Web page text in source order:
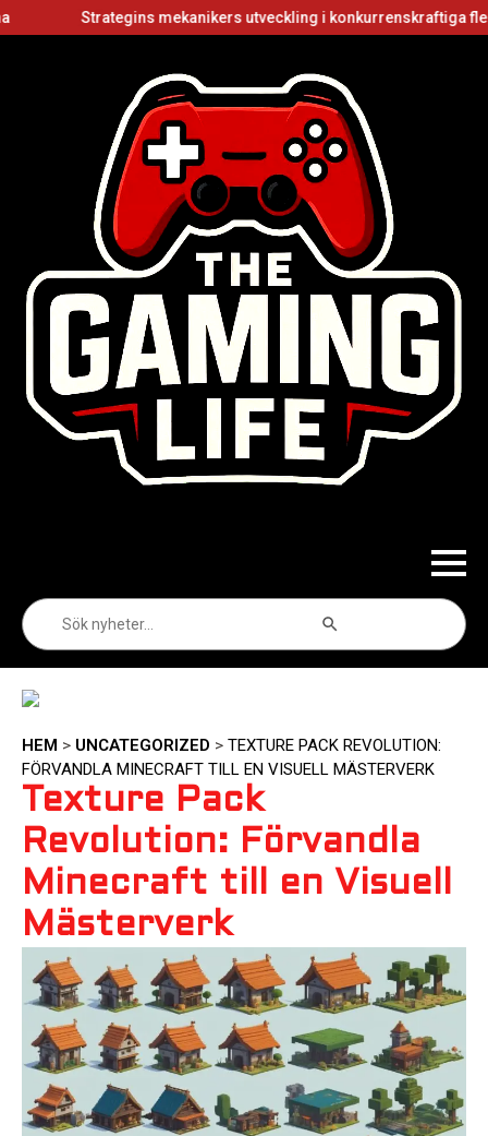
Strategins mekanikers utveckling i konkurrenskraftiga
efter:
HEM > UNCATEGORIZED > TEXTURE PACK REVOLUTION:
FÖRVANDLA MINECRAFT TILL EN VISUELL MÄSTERVERK
Texture Pack
Revolution: Förvandla
Minecraft till en Visuell
Mästerverk